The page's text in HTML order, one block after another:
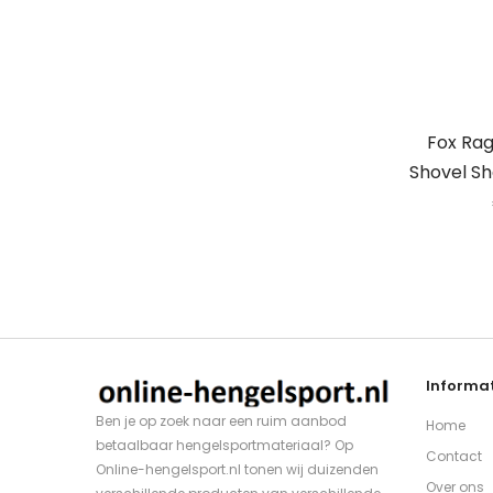
Fox
Shovel
Ben je op zoek naar een ruim aanbod
betaalbaar hengelsportmateriaal? Op
Online-hengelsport.nl tonen wij duizenden
Home
Contact
Over ons